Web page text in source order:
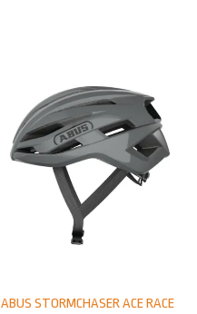
ABUS STORMCHASER ACE RACE